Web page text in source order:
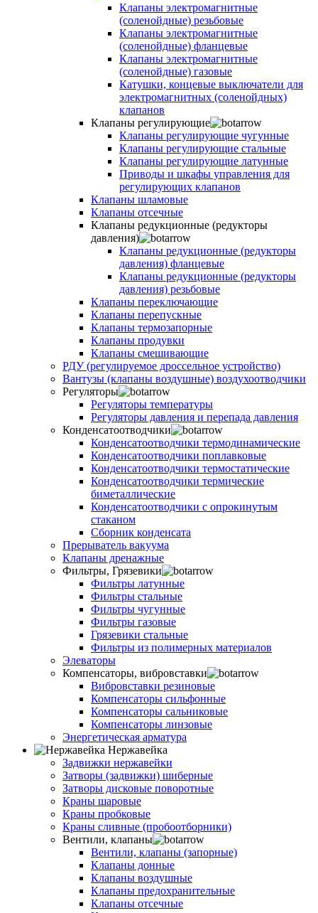
Клапаны электромагнитные
(соленойдные) резьбовые
Клапаны электромагнитные
(соленойдные) фланцевые
Клапаны электромагнитные
(соленойдные) газовые
Катушки, концевые выключатели для
электромагнитных (соленойдных)
клапанов
Клапаны регулирующие
Клапаны регулирующие чугунные
Клапаны регулирующие стальные
Клапаны регулирующие латунные
Приводы и шкафы управления для
регулирующих клапанов
Клапаны шламовые
Клапаны отсечные
Клапаны редукционные (редукторы
давления)
Клапаны редукционные (редукторы
давления) фланцевые
Клапаны редукционные (редукторы
давления) резьбовые
Клапаны переключающие
Клапаны перепускные
Клапаны термозапорные
Клапаны продувки
Клапаны смешивающие
РДУ (регулируемое дроссельное устройство)
Вантузы (клапаны воздушные) воздухоотводчики
Регуляторы
Регуляторы температуры
Регуляторы давления и перепада давления
Конденсатоотводчики
Конденсатоотводчики термодинамические
Конденсатоотводчики поплавковые
Конденсатоотводчики термостатические
Конденсатоотводчики термические
биметаллические
Конденсатоотводчики с опрокинутым
стаканом
Сборник конденсата
Прерыватель вакуума
Клапаны дренажные
Фильтры, Грязевики
Фильтры латунные
Фильтры стальные
Фильтры чугунные
Фильтры газовые
Грязевики стальные
Фильтры из полимерных материалов
Элеваторы
Компенсаторы, вибровставки
Вибровставки резиновые
Компенсаторы сильфонные
Компенсаторы сальниковые
Компенсаторы линзовые
Энергетическая арматура
Нержавейка
Задвижки нержавейки
Затворы (задвижки) шиберные
Затворы дисковые поворотные
Краны шаровые
Краны пробковые
Краны сливные (пробоотборники)
Вентили, клапаны
Вентили, клапаны (запорные)
Клапаны донные
Клапаны воздушные
Клапаны предохранительные
Клапаны отсечные